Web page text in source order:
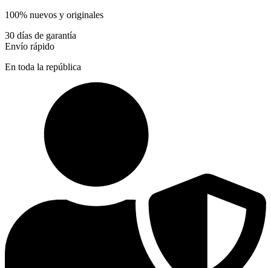
100% nuevos y originales
30 días de garantía
Envío rápido
En toda la república